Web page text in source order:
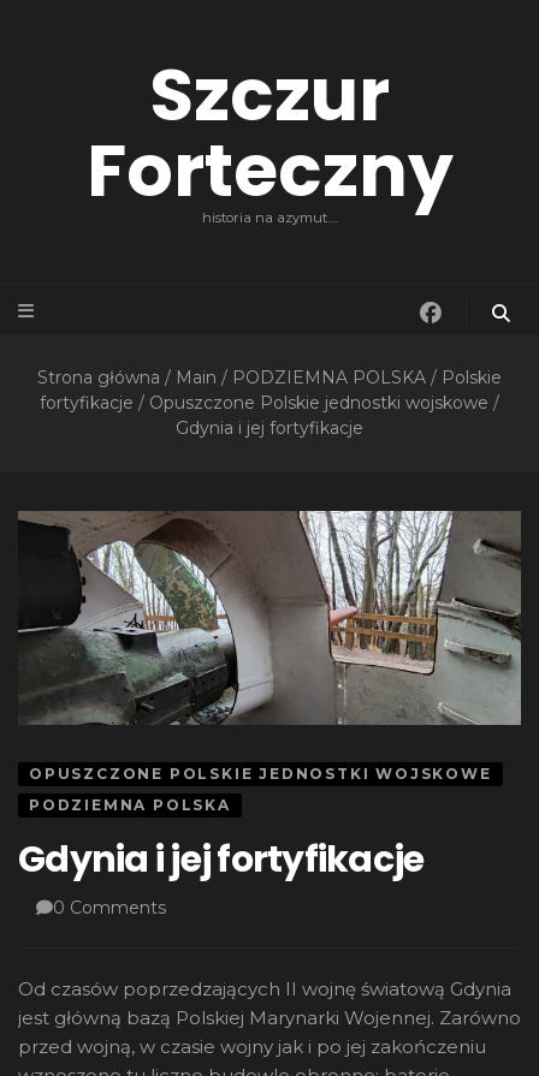
Szczur
Forteczny
historia na azymut….
Strona główna / Main / PODZIEMNA POLSKA / Polskie
fortyfikacje / Opuszczone Polskie jednostki wojskowe /
Gdynia i jej fortyfikacje
OPUSZCZONE POLSKIE JEDNOSTKI WOJSKOWE
PODZIEMNA POLSKA
Gdynia i jej fortyfikacje
0 Comments
Od czasów poprzedzających II wojnę światową Gdynia
jest główną bazą Polskiej Marynarki Wojennej. Zarówno
przed wojną, w czasie wojny jak i po jej zakończeniu